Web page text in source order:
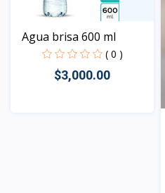
Agua brisa 600 ml
( 0 )
$3,000.00